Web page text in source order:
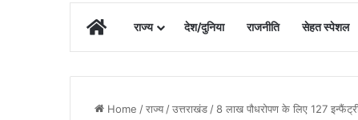
Homeराज्य देश/दुनिया राजनीति सेहत स्पेशल
Home /राज्य /उत्तराखंड /8 लाख पौधरोपण के लिए 127